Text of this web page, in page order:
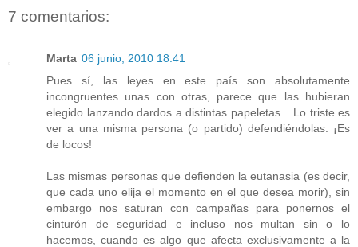
7 comentarios:
Marta 06 junio, 2010 18:41
Pues sí, las leyes en este país son absolutamente
incongruentes unas con otras, parece que las hubieran
elegido lanzando dardos a distintas papeletas... Lo triste es
ver a una misma persona (o partido) defendiéndolas. ¡Es
de locos!
Las mismas personas que defienden la eutanasia (es decir,
que cada uno elija el momento en el que desea morir), sin
embargo nos saturan con campañas para ponernos el
cinturón de seguridad e incluso nos multan sin o lo
hacemos, cuando es algo que afecta exclusivamente a la